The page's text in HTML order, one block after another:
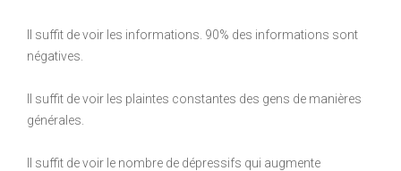
Il suffit de voir les informations. 90% des informations sont
négatives.
Il suffit de voir les plaintes constantes des gens de manières
générales.
Il suffit de voir le nombre de dépressifs qui augmente